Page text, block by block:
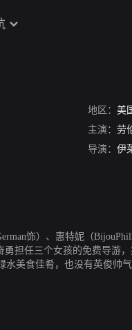
地区： 美
主演： 劳
导演： 伊
饰）、惠特妮（
奋勇担任三个女孩的免费
水美食佳肴，也没有英俊